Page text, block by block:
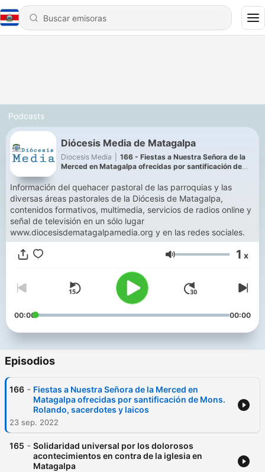
Podcasts
Diócesis Media de Matagalpa
Diocesis Media
166 - Fiestas a Nuestra Señora de la
Merced en Matagalpa ofrecidas por santificación de
Información del quehacer pastoral de las parroquias y las
diversas áreas pastorales de la Diócesis de Matagalpa,
contenidos formativos, multimedia, servicios de radios online y
señal de televisión en un sólo lugar
www.diocesisdematagalpamedia.org y en las redes sociales.
Volumen 1 x
00:00 00:00
Episodios
166 - Fiestas a Nuestra Señora de la Merced en
Matagalpa ofrecidas por santificación de Mons.
Rolando, sacerdotes y laicos
23 sep. 2022
165 - Solidaridad universal por los dolorosos
acontecimientos en contra de la iglesia en
Matagalpa